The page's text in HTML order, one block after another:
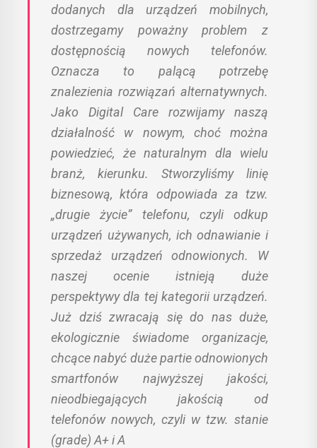
dodanych dla urządzeń mobilnych,
dostrzegamy poważny problem z
dostępnością nowych telefonów.
Oznacza to palącą potrzebę
znalezienia rozwiązań alternatywnych.
Jako Digital Care rozwijamy naszą
działalność w nowym, choć można
powiedzieć, że naturalnym dla wielu
branż, kierunku. Stworzyliśmy linię
biznesową, która odpowiada za tzw.
„drugie życie” telefonu, czyli odkup
urządzeń używanych, ich odnawianie i
sprzedaż urządzeń odnowionych. W
naszej ocenie istnieją duże
perspektywy dla tej kategorii urządzeń.
Już dziś zwracają się do nas duże,
ekologicznie świadome organizacje,
chcące nabyć duże partie odnowionych
smartfonów najwyższej jakości,
nieodbiegających jakością od
telefonów nowych, czyli w tzw. stanie
(grade) A+ i A